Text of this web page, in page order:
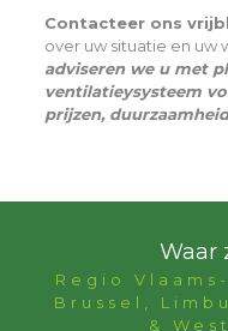
Contacteer ons
over uw situatie en uw
adviseren we u met
ventilatieysysteem
prijzen,
Waar
Regio
Brussel,
&